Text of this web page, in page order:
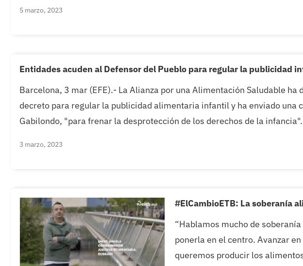
5 marzo, 2023
Entidades acuden al Defensor del Pueblo para regular la publicidad
Barcelona, 3 mar (EFE).- La Alianza por una Alimentación Saludable ha
decreto para regular la publicidad alimentaria infantil y ha enviado una
Gabilondo, "para frenar la desprotección de los derechos de la infancia".
3 marzo, 2023
#ElCambioETB: La soberanía
“Hablamos mucho de
ponerla en el centro. Avanzar
queremos producir los